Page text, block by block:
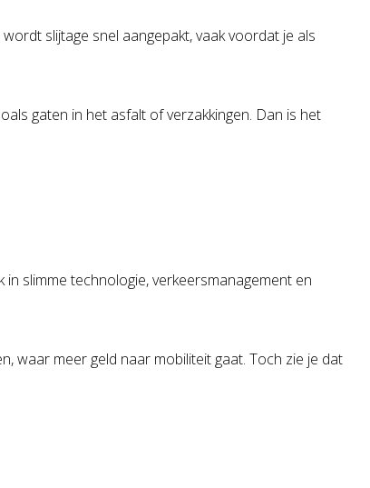
slijtage snel aangepakt, vaak voordat je als
gaten in het asfalt of verzakkingen. Dan is het
slimme technologie, verkeersmanagement en
waar meer geld naar mobiliteit gaat. Toch zie je dat